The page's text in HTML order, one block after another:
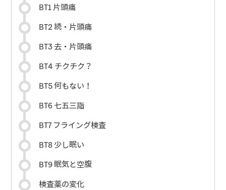
BT1 片頭痛
BT2 続・片頭痛
BT3 去・片頭痛
BT4 チクチク？
BT5 何もない！
BT6 七五三詣
BT7 フライング検査
BT8 少し眠い
BT9 眠気と空腹
検査薬の変化